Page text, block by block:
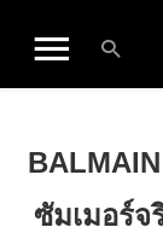
ซัมเมอร์จ